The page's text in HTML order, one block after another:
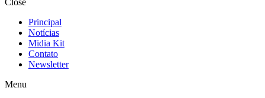
Principal
Notícias
Midia Kit
Contato
Newsletter
Menu